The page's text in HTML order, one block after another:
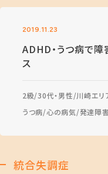
2019.11.23
ADHD・うつ病で
ス
2級 30代・男性 川崎エリ
うつ病 心の病気 発達障
統合失調症